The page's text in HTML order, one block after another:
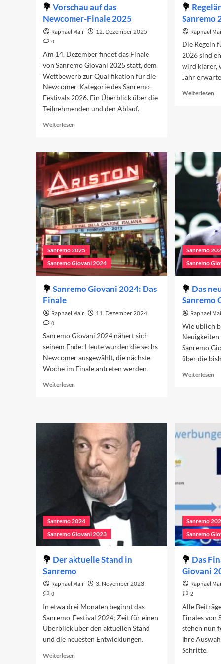
Vorschau auf das
Newcomer-Finale 2025
Raphael Mair 12. Dezember 2025
0
Am 14. Dezember findet das Finale
von Sanremo Giovani 2025 statt, dem
Wettbewerb zur Qualifikation für die
Newcomer-Kategorie des Sanremo-
Festivals 2026. Ein Überblick über die
Teilnehmenden und den Ablauf.
Weiterlesen
Vorschau
auf
das
Newcomer-
Finale
2025
Sanremo
Raphael
Die Regeln
2026 sind
wird klarer,
Jahr
Weiterlesen
Sanremo 2025
Sanremo Giovani 2024
Sanremo Giovani 2024: Das
Finale
Raphael Mair 11. Dezember 2024
0
Sanremo Giovani 2024 nähert sich
seinem Ende: Heute wurden die sechs
Newcomer ausgewählt, die nächste
Woche im Finale antreten werden.
Weiterlesen
Das
Finale
Sanremo
Sanremo
Das
Sanremo
Raphael
Wie üblich
Neuigkeiten
Sanremo
über die
Weiterlesen
Sanremo 2024
Sanremo Giovani 2023
Der aktuelle Stand in
Sanremo
Raphael Mair 3. November 2023
0
In etwa drei Monaten beginnt das
Sanremo-Festival 2024; Zeit für einen
Überblick über den aktuellen Stand
und die neuesten Entwicklungen.
Weiterlesen
Sanremo
Sanremo
Das
Giovani
Raphael
2
Alle
Finales von
stehen nun
ihre
Schritte.